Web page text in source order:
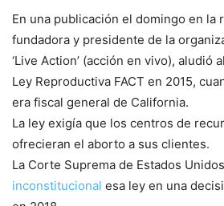
En una publicación el domingo en la
fundadora y presidente de la
‘Live Action’ (acción en vivo), aludió
Ley Reproductiva FACT en 2015,
era fiscal general de California.
La ley exigía que los centros de
ofrecieran el aborto a sus clientes.
La Corte Suprema de Estados
inconstitucional esa ley en una